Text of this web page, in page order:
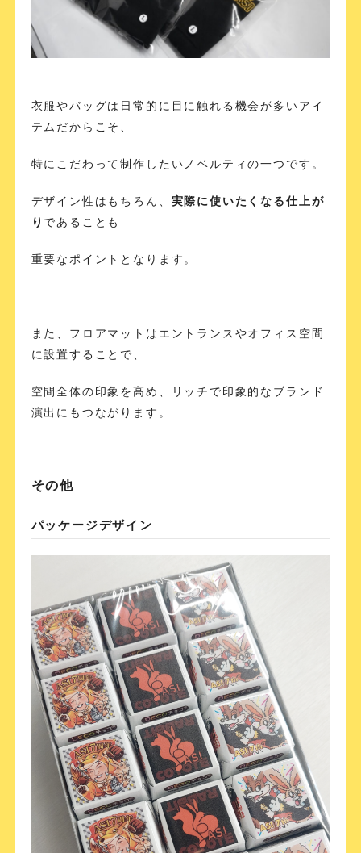
衣服やバッグは日常的に目に触れる機会が多いアイ
テムだからこそ、
特にこだわって制作したいノベルティの一つです。
デザイン性はもちろん、 実際に使いたくなる仕上が
り であることも
重要なポイントとなります。
また、フロアマットはエントランスやオフィス空間
に設置することで、
空間全体の印象を高め、リッチで印象的なブランド
演出にもつながります。
その他
パッケージデザイン